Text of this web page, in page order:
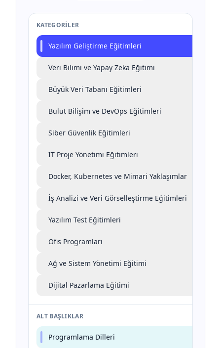
KATEGORILER
Yazılım Geliştirme Eğitimleri
Veri Bilimi ve Yapay Zeka Eğitimi
Büyük Veri Tabanı Eğitimleri
Bulut Bilişim ve DevOps Eğitimleri
Siber Güvenlik Eğitimleri
IT Proje Yönetimi Eğitimleri
Docker, Kubernetes ve Mimari Yaklaşımlar
İş Analizi ve Veri Görselleştirme Eğitimleri
Yazılım Test Eğitimleri
Ofis Programları
Ağ ve Sistem Yönetimi Eğitimi
Dijital Pazarlama Eğitimi
ALT BAŞLIKLAR
Programlama Dilleri